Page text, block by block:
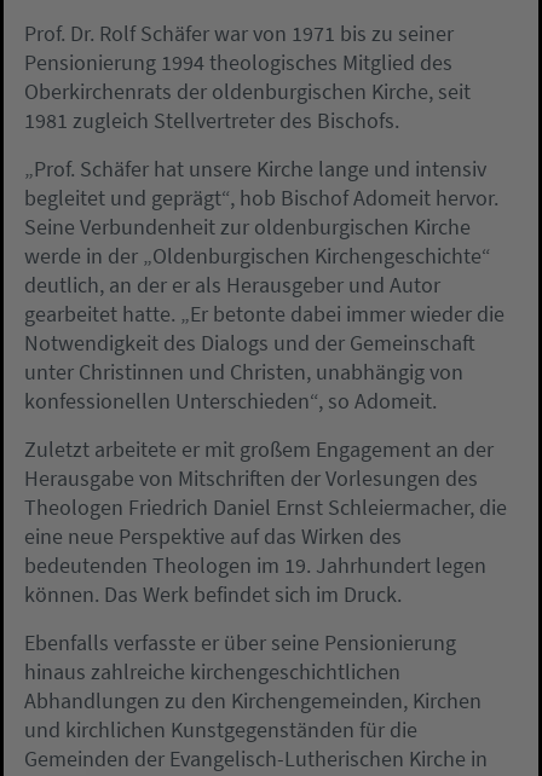
Prof. Dr. Rolf Schäfer war von 1971 bis zu seiner
Pensionierung 1994 theologisches Mitglied des
Oberkirchenrats der oldenburgischen Kirche, seit
1981 zugleich Stellvertreter des Bischofs.
„Prof. Schäfer hat unsere Kirche lange und intensiv
begleitet und geprägt“, hob Bischof Adomeit hervor.
Seine Verbundenheit zur oldenburgischen Kirche
werde in der „Oldenburgischen Kirchengeschichte“
deutlich, an der er als Herausgeber und Autor
gearbeitet hatte. „Er betonte dabei immer wieder die
Notwendigkeit des Dialogs und der Gemeinschaft
unter Christinnen und Christen, unabhängig von
konfessionellen Unterschieden“, so Adomeit.
Zuletzt arbeitete er mit großem Engagement an der
Herausgabe von Mitschriften der Vorlesungen des
Theologen Friedrich Daniel Ernst Schleiermacher, die
eine neue Perspektive auf das Wirken des
bedeutenden Theologen im 19. Jahrhundert legen
können. Das Werk befindet sich im Druck.
Ebenfalls verfasste er über seine Pensionierung
hinaus zahlreiche kirchengeschichtlichen
Abhandlungen zu den Kirchengemeinden, Kirchen
und kirchlichen Kunstgegenständen für die
Gemeinden der Evangelisch-Lutherischen Kirche in